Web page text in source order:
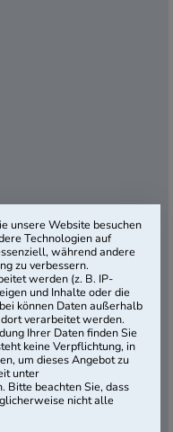
unsere Website besuchen
Technologien auf
während andere
zu verbessern.
werden (z. B. IP-
und Inhalte oder die
können Daten außerhalb
verarbeitet werden.
Ihrer Daten finden Sie
keine Verpflichtung, in
um dieses Angebot zu
unter
Bitte beachten Sie, dass
nicht alle
unseres